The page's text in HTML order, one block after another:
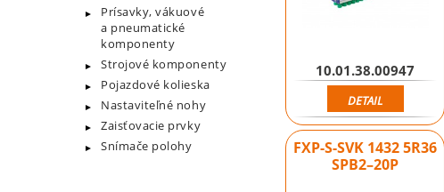
Prísavky, vákuové
a pneumatické
komponenty
Strojové komponenty
Pojazdové kolieska
Nastaviteľné nohy
Zaisťovacie prvky
Snímače polohy
10.01.38.00947
DETAIL
FXP-S-SVK 1432 5R36
SPB2–20P